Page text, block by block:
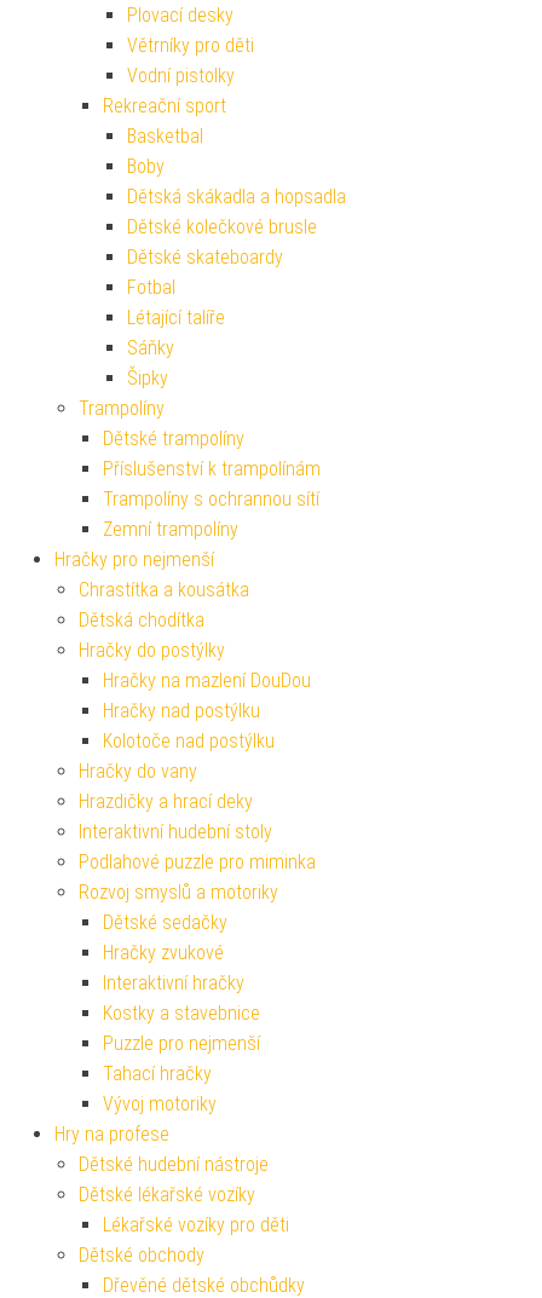
Plovací desky
Větrníky pro děti
Vodní pistolky
Rekreační sport
Basketbal
Boby
Dětská skákadla a hopsadla
Dětské kolečkové brusle
Dětské skateboardy
Fotbal
Létající talíře
Sáňky
Šipky
Trampolíny
Dětské trampolíny
Příslušenství k trampolínám
Trampolíny s ochrannou sítí
Zemní trampolíny
Hračky pro nejmenší
Chrastítka a kousátka
Dětská chodítka
Hračky do postýlky
Hračky na mazlení DouDou
Hračky nad postýlku
Kolotoče nad postýlku
Hračky do vany
Hrazdičky a hrací deky
Interaktivní hudební stoly
Podlahové puzzle pro miminka
Rozvoj smyslů a motoriky
Dětské sedačky
Hračky zvukové
Interaktivní hračky
Kostky a stavebnice
Puzzle pro nejmenší
Tahací hračky
Vývoj motoriky
Hry na profese
Dětské hudební nástroje
Dětské lékařské vozíky
Lékařské vozíky pro děti
Dětské obchody
Dřevěné dětské obchůdky